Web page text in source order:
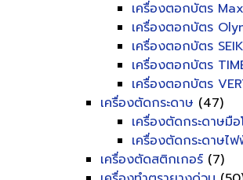
เครื่องตอกบัตร Max
เครื่องตอกบัตร
เครื่องตอกบัตร
เครื่องตอกบัตร
เครื่องตอกบัตร
เครื่องตัดกระดาษ (47)
เครื่องตัดกระดาษมื
เครื่องตัดกระดาษไ
เครื่องตัดสติกเกอร์ (7)